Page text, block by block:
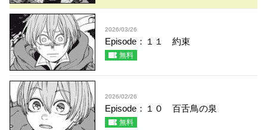
2026/03/26
Episode：１１ 約束
無料
2026/02/26
Episode：１０ 百舌鳥の泉
無料